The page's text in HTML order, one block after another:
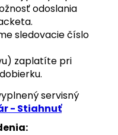
odoslania
sledovacie číslo
zaplatíte pri
servisný
- Stiahnuť